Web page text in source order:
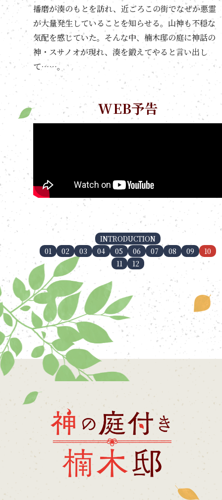
播磨が湊のもとを訪れ、近ごろこの街でなぜか悪霊
が大量発生していることを知らせる。山神も不穏な
気配を感じていた。そんな中、楠木邸の庭に神話の
神・スサノオが現れ、湊を鍛えてやると言い出し
て……。
WEB予告
INTRODUCTION
01
02 03 04 05 06 07 08 09
10
11
12